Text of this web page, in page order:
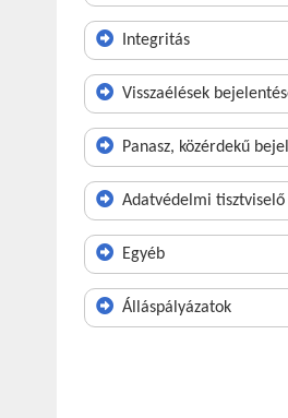
Integritás
Visszaélések
Panasz, közérdekű
Adatvédelmi tisztviselő
Egyéb
Álláspályázatok